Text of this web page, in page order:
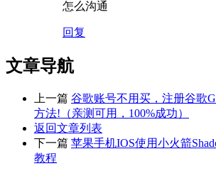
怎么沟通
回复
文章导航
上一篇 谷歌账号不用买，注册谷歌
方法!（亲测可用，100%成功）
返回文章列表
下一篇 苹果手机IOS使用小火箭
教程